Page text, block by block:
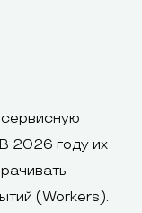
2026 году их
(Workers).